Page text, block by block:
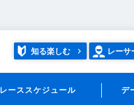
知る楽しむ レーサ
レーススケジュール デ